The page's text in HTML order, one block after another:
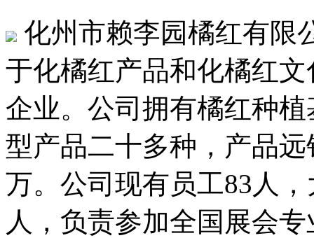
化州市赖李园橘红有限
于化橘红产品和化橘红
企业。公司拥有橘红种
型产品二十多种，产品
万。公司现有员工83人
人，负责参加全国展会